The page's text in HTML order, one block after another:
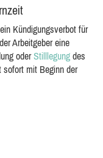
Kündigungsverbot für
Arbeitgeber eine
oderStilllegung des
sofort mit Beginn der